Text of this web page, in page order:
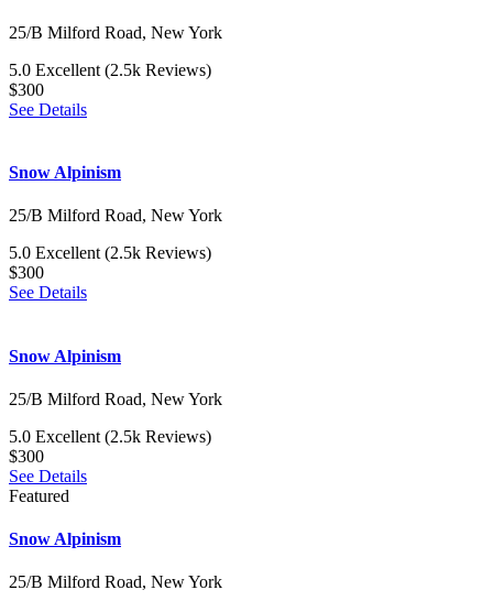
25/B Milford Road, New York
5.0 Excellent (2.5k Reviews)
$300
See Details
Snow Alpinism
25/B Milford Road, New York
5.0 Excellent (2.5k Reviews)
$300
See Details
Snow Alpinism
25/B Milford Road, New York
5.0 Excellent (2.5k Reviews)
$300
See Details
Featured
Snow Alpinism
25/B Milford Road, New York